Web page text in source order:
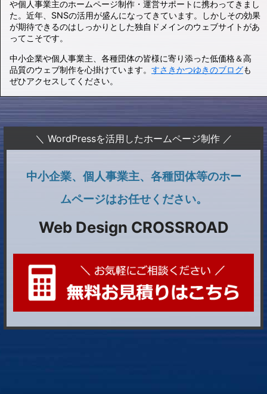
や個人事業主のホームページ制作・運営サポートに携わってきまし
た。近年、SNSの活用が盛んになってきています。しかしその効果
が期待できるのはしっかりとした独自ドメインのウェブサイトがあ
ってこそです。
中小企業や個人事業主、各種団体の皆様に寄り添った低価格＆高
品質のウェブ制作を心掛けています。 すさきかつゆきのブログも
ぜひアクセスしてください。
＼ WordPressを活用したホームページ制作 ／
中小企業、個人事業主、各種団体等のホー
ムページはお任せください。
Web Design CROSSROAD